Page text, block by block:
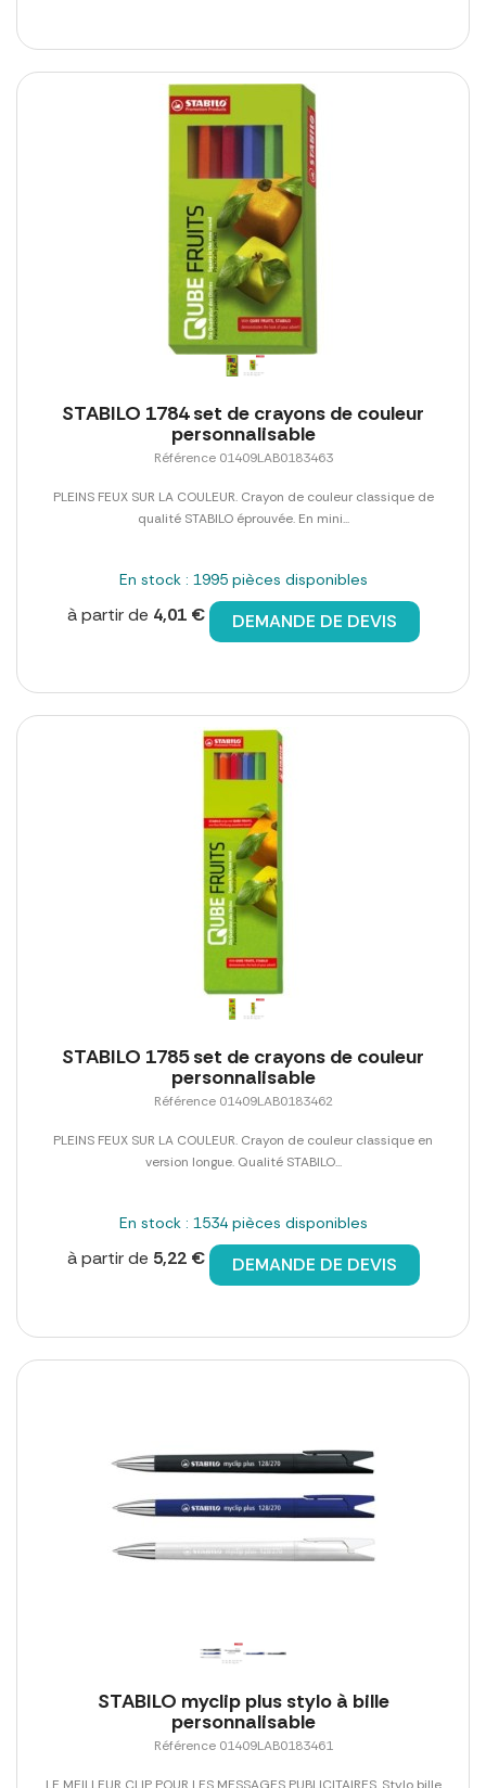
STABILO 1784 set de crayons de couleur
personnalisable
Référence 01409LAB0183463
PLEINS FEUX SUR LA COULEUR. Crayon de couleur classique de
qualité STABILO éprouvée. En mini...
En stock : 1995 pièces disponibles
à partir de 4,01 € DEMANDE DE DEVIS
STABILO 1785 set de crayons de couleur
personnalisable
Référence 01409LAB0183462
PLEINS FEUX SUR LA COULEUR. Crayon de couleur classique en
version longue. Qualité STABILO...
En stock : 1534 pièces disponibles
à partir de 5,22 € DEMANDE DE DEVIS
STABILO myclip plus stylo à bille
personnalisable
Référence 01409LAB0183461